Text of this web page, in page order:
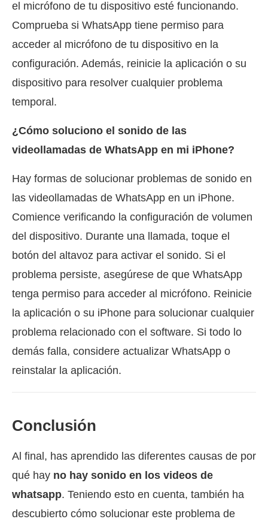
el micrófono de tu dispositivo esté funcionando.
Comprueba si WhatsApp tiene permiso para
acceder al micrófono de tu dispositivo en la
configuración. Además, reinicie la aplicación o su
dispositivo para resolver cualquier problema
temporal.
¿Cómo soluciono el sonido de las
videollamadas de WhatsApp en mi iPhone?
Hay formas de solucionar problemas de sonido en
las videollamadas de WhatsApp en un iPhone.
Comience verificando la configuración de volumen
del dispositivo. Durante una llamada, toque el
botón del altavoz para activar el sonido. Si el
problema persiste, asegúrese de que WhatsApp
tenga permiso para acceder al micrófono. Reinicie
la aplicación o su iPhone para solucionar cualquier
problema relacionado con el software. Si todo lo
demás falla, considere actualizar WhatsApp o
reinstalar la aplicación.
Conclusión
Al final, has aprendido las diferentes causas de por
qué hay no hay sonido en los videos de
whatsapp. Teniendo esto en cuenta, también ha
descubierto cómo solucionar este problema de